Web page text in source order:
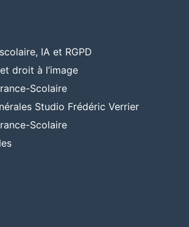
IA et RGPD
droit à l’image
Scolaire
Studio Frédéric Verrier
Scolaire